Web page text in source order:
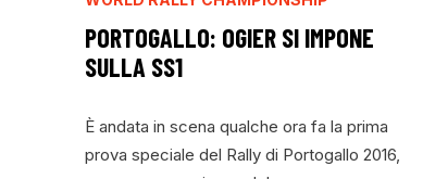
PORTOGALLO: OGIER SI IMPONE
SULLA SS1
È andata in scena qualche ora fa la prima
prova speciale del Rally di Portogallo 2016,